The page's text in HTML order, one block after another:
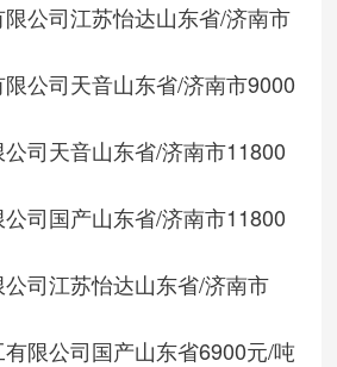
公司江苏怡达山东省/济南市
公司天音山东省/济南市9000
司天音山东省/济南市11800
司国产山东省/济南市11800
司江苏怡达山东省/济南市
限公司国产山东省6900元/吨